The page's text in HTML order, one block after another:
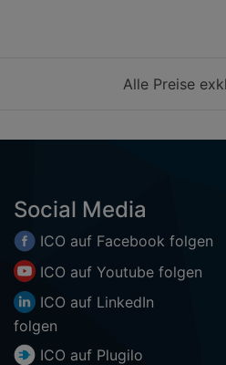
Alle Preise
Social Media
ICO auf Facebook folgen
ICO auf Youtube folgen
ICO auf LinkedIn
folgen
ICO auf Plugilo